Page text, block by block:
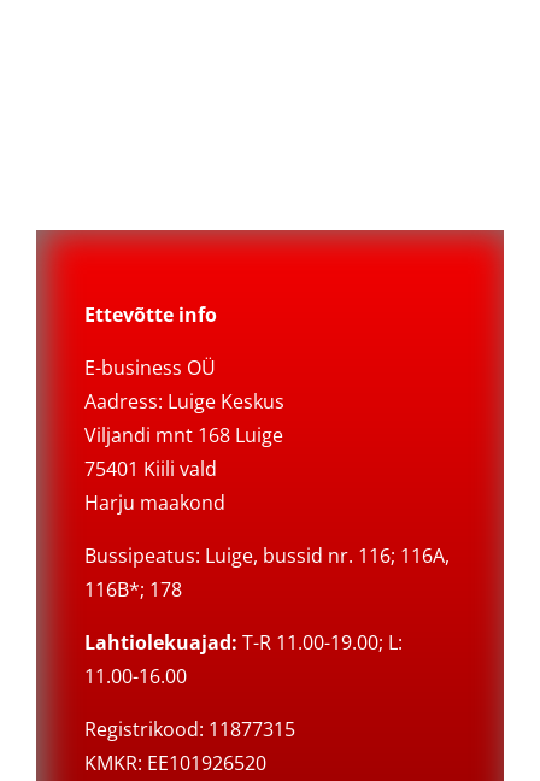
Ettevõtte info
E-business OÜ
Aadress: Luige Keskus
Viljandi mnt 168 Luige
75401 Kiili vald
Harju maakond
Bussipeatus: Luige, bussid nr. 116; 116A,
116B*; 178
Lahtiolekuajad: T-R 11.00-19.00; L:
11.00-16.00
Registrikood: 11877315
KMKR: EE101926520